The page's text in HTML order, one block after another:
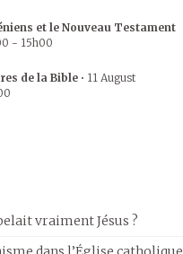
et le Nouveau Testament
- 15h00
de la Bible • 11 August
vraiment Jésus ?